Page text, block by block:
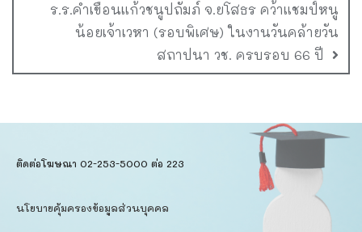
ร.ร.คำเขื่อนแก้วชนูปถัมภ์ จ.ยโสธร คว้าแชมป์หนู
น้อยเจ้าเวหา (รอบพิเศษ) ในงานวันคล้ายวัน
สถาปนา วช. ครบรอบ 66 ปี
ติดต่อโฆษณา 02-253-5000​ ต่อ 223
นโยบายคุ้มครองข้อมูลส่วนบุคคล​